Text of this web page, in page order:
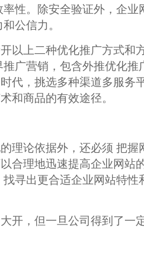
性。除安全验证外，企业
公信力。
以上二种优化推广方式和
广营销，包含外推优化
代，挑选多种渠道多服务
和商品的有效途径。
理论依据外，还必须 把
合理地迅速提高企业网站
寻出更合适企业网站特性
开，但一旦公司得到了一